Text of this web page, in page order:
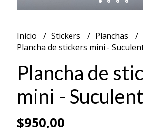
Inicio Stickers
Planchas
Plancha de stickers mini -
Plancha de
mini -
$950,00